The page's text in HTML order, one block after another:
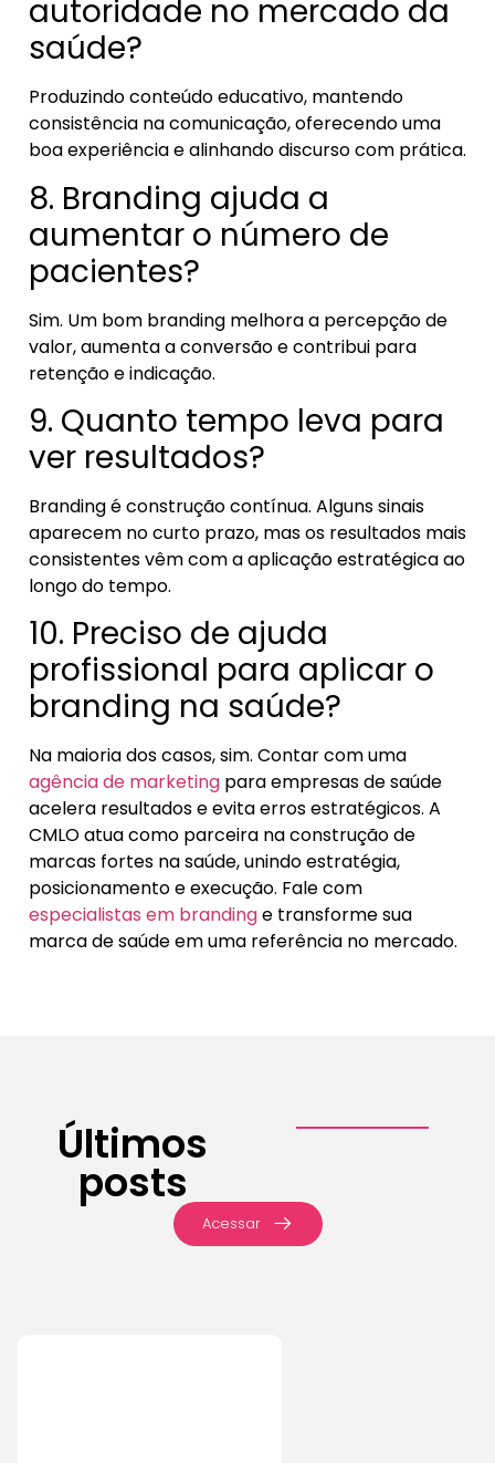
autoridade no mercado da
saúde?
Produzindo conteúdo educativo, mantendo
consistência na comunicação, oferecendo uma
boa experiência e alinhando discurso com prática.
8. Branding ajuda a
aumentar o número de
pacientes?
Sim. Um bom branding melhora a percepção de
valor, aumenta a conversão e contribui para
retenção e indicação.
9. Quanto tempo leva para
ver resultados?
Branding é construção contínua. Alguns sinais
aparecem no curto prazo, mas os resultados mais
consistentes vêm com a aplicação estratégica ao
longo do tempo.
10. Preciso de ajuda
profissional para aplicar o
branding na saúde?
Na maioria dos casos, sim. Contar com uma
agência de marketing para empresas de saúde
acelera resultados e evita erros estratégicos. A
CMLO atua como parceira na construção de
marcas fortes na saúde, unindo estratégia,
posicionamento e execução. Fale com
especialistas em brandinge transforme sua
marca de saúde em uma referência no mercado.
Últimos
posts
Acessar